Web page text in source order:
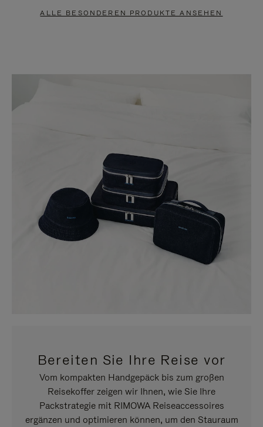
ALLE BESONDEREN PRODUKTE ANSEHEN
Bereiten Sie Ihre Reise vor
Vom kompakten Handgepäck bis zum großen
Reisekoffer zeigen wir Ihnen, wie Sie Ihre
Packstrategie mit RIMOWA Reiseaccessoires
ergänzen und optimieren können, um den Stauraum